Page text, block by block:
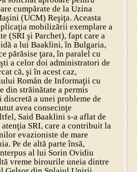
cumpărate de la Uzina
(UCM) Reşiţa. Aceasta
mobilizării exemplare a
(SRI şi Parchet), fapt care a
a lui Baaklini, în Bulgaria,
părăsise ţara, în paralel cu
a celor doi administratori de
că, şi în acest caz,
Romån de Informaţii cu
din străinătate a permis
discretă a unei probleme de
avea consecinţe
Said Baaklini s-a aflat de
SRI, care a contribuit la
evazioniste de mare
Pe de altă parte însă,
al lui Sorin Ovidiu
vreme birourile uneia dintre